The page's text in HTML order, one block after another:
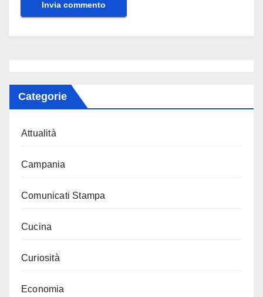
Categorie
Attualità
Campania
Comunicati Stampa
Cucina
Curiosità
Economia